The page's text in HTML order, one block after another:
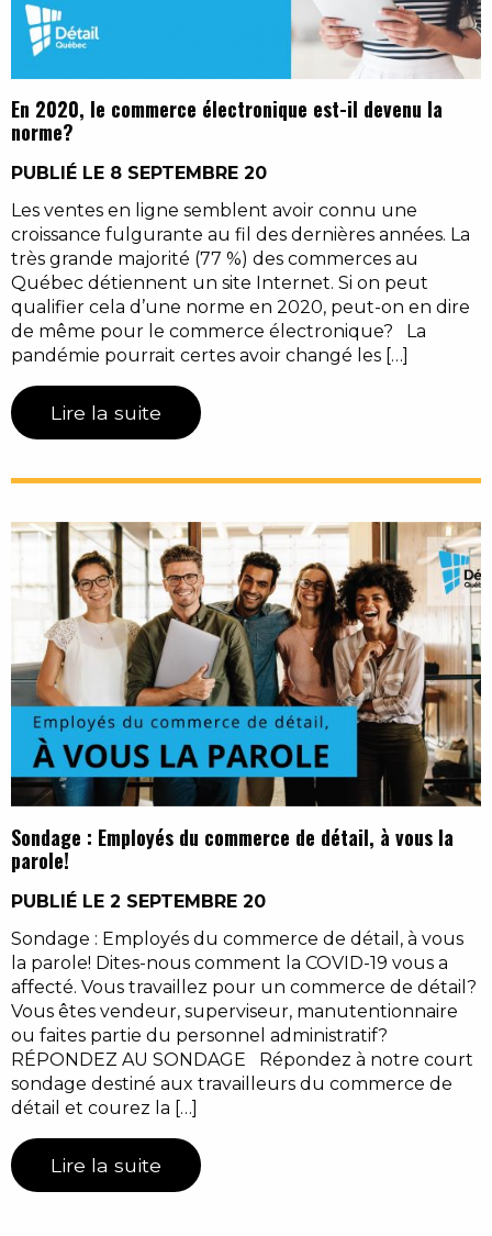
En 2020, le commerce électronique est-il devenu la
norme?
PUBLIÉ LE 8 SEPTEMBRE 20
Les ventes en ligne semblent avoir connu une
croissance fulgurante au fil des dernières années. La
très grande majorité (77 %) des commerces au
Québec détiennent un site Internet. Si on peut
qualifier cela d’une norme en 2020, peut-on en dire
de même pour le commerce électronique? La
pandémie pourrait certes avoir changé les […]
Lire la suite
Sondage : Employés du commerce de détail, à vous la
parole!
PUBLIÉ LE 2 SEPTEMBRE 20
Sondage : Employés du commerce de détail, à vous
la parole! Dites-nous comment la COVID-19 vous a
affecté. Vous travaillez pour un commerce de détail?
Vous êtes vendeur, superviseur, manutentionnaire
ou faites partie du personnel administratif?
RÉPONDEZ AU SONDAGE Répondez à notre court
sondage destiné aux travailleurs du commerce de
détail et courez la […]
Lire la suite